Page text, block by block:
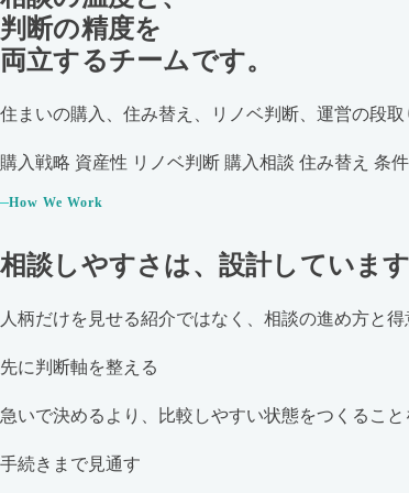
判断の精度を
両立するチームです。
住まいの購入、住み替え、リノベ判断、運営の段
購入戦略 資産性 リノベ判断 購入相談 住み替え 条
How We Work
相談しやすさは、設計しています
人柄だけを見せる紹介ではなく、相談の進め方と
先に判断軸を整える
急いで決めるより、比較しやすい状態をつくるこ
手続きまで見通す